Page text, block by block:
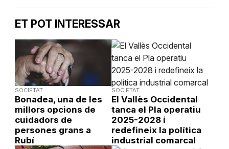
ET POT INTERESSAR
SOCIETAT
Bonadea, una de les
millors opcions de
cuidadors de
persones grans a
Rubí
SOCIETAT
El Vallès Occidental
tanca el Pla operatiu
2025-2028 i
redefineix la política
industrial comarcal